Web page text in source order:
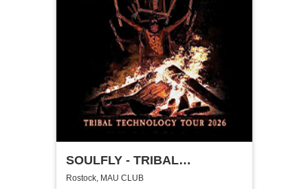
SOULFLY - TRIBAL
TECHNOLOGY TOUR 2026
Rostock, MAU CLUB